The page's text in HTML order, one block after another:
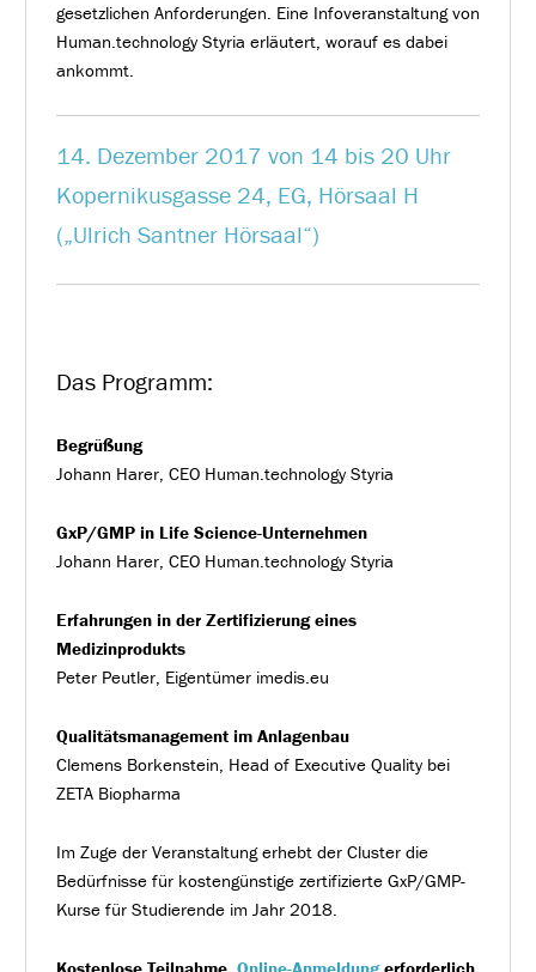
gesetzlichen Anforderungen. Eine Infoveranstaltung von
Human.technology Styria erläutert, worauf es dabei
ankommt.
14. Dezember 2017 von 14 bis 20 Uhr
Kopernikusgasse 24, EG, Hörsaal H
(„Ulrich Santner Hörsaal“)
Das Programm:
Begrüßung
Johann Harer, CEO Human.technology Styria
GxP/GMP in Life Science-Unternehmen
Johann Harer, CEO Human.technology Styria
Erfahrungen in der Zertifizierung eines
Medizinprodukts
Peter Peutler, Eigentümer imedis.eu
Qualitätsmanagement im Anlagenbau
Clemens Borkenstein, Head of Executive Quality bei
ZETA Biopharma
Im Zuge der Veranstaltung erhebt der Cluster die
Bedürfnisse für kostengünstige zertifizierte GxP/GMP-
Kurse für Studierende im Jahr 2018.